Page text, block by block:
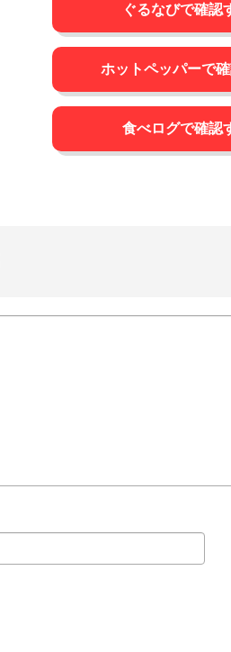
ぐるなびで確認
ホットペッパーで
食べログで確認